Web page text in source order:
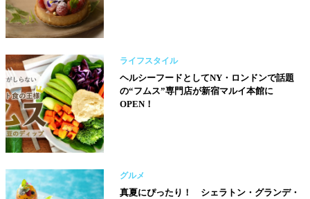
ライフスタイル
ヘルシーフードとしてNY・ロンドンで話題
の“フムス”専門店が新宿マルイ本館に
OPEN！
グルメ
真夏にぴったり！ シェラトン・グランデ・